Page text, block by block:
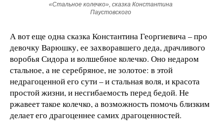
«Стальное колечко», сказка Константина
Паустовского
А вот еще одна сказка Константина Георгиевича – про
девочку Варюшку, ее захворавшего деда, драчливого
воробья Сидора и волшебное колечко. Оно недаром
стальное, а не серебряное, не золотое: в этой
недрагоценной его сути – и стальная воля, и красота
простой жизни, и несгибаемость перед бедой. Не
ржавеет такое колечко, а возможность помочь близким
делает его драгоценнее самих драгоценностей.